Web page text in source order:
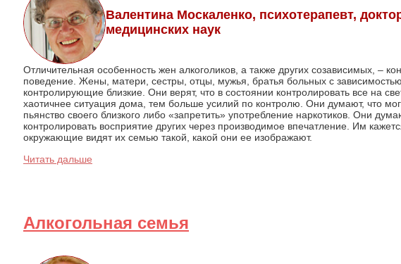
Валентина Москаленко, психотерапевт,
медицинских наук
Отличительная особенность жен алкоголиков, а также других созависимых, –
поведение. Жены, матери, сестры, отцы, мужья, братья больных с
контролирующие близкие. Они верят, что в состоянии контролировать все на
хаотичнее ситуация дома, тем больше усилий по контролю. Они думают, что
пьянство своего близкого либо «запретить» употребление наркотиков. Они
контролировать восприятие других через производимое впечатление. Им
окружающие видят их семью такой, какой они ее изображают.
Читать дальше
Алкогольная семья